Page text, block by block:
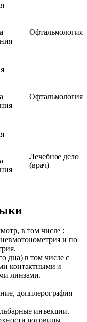
Офтальмология
Офтальмология
Лечебное дело
(врач)
в том числе :
и по
дна) в том числе с
контактными и
линзами.
допплерография
инъекции.
роговицы,